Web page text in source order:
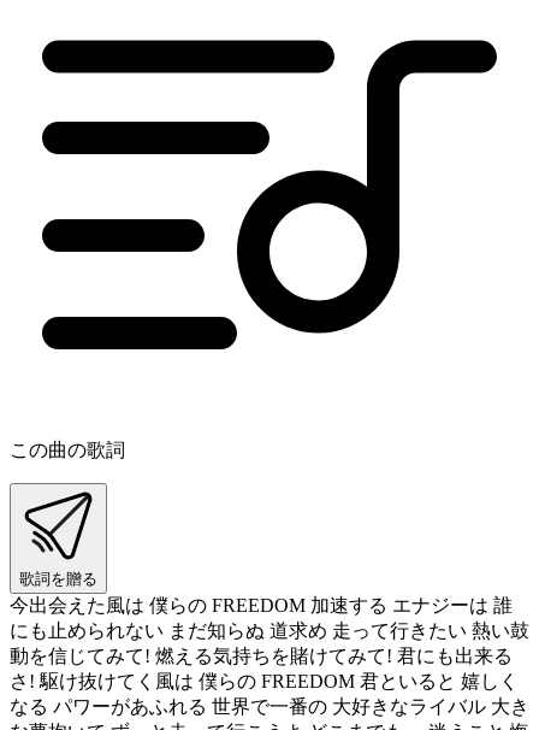
この曲の歌詞
歌詞を贈る
今出会えた風は 僕らの FREEDOM 加速する エナジーは 誰
にも止められない まだ知らぬ 道求め 走って行きたい 熱い鼓
動を信じてみて! 燃える気持ちを賭けてみて! 君にも出来る
さ! 駆け抜けてく風は 僕らの FREEDOM 君といると 嬉しく
なる パワーがあふれる 世界で一番の 大好きなライバル 大き